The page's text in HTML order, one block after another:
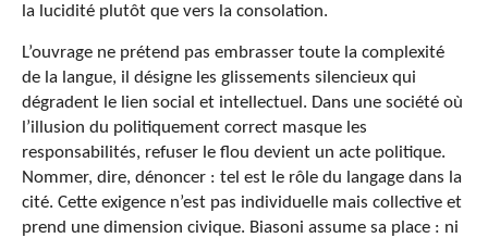
la lucidité plutôt que vers la consolation.
L’ouvrage ne prétend pas embrasser toute la complexité
de la langue, il désigne les glissements silencieux qui
dégradent le lien social et intellectuel. Dans une société où
l’illusion du politiquement correct masque les
responsabilités, refuser le flou devient un acte politique.
Nommer, dire, dénoncer : tel est le rôle du langage dans la
cité. Cette exigence n’est pas individuelle mais collective et
prend une dimension civique. Biasoni assume sa place : ni